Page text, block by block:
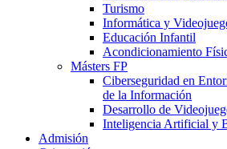
Turismo
Informática y
Educación Infantil
Acondicionamiento
Másters FP
Ciberseguridad en
de la Información
Desarrollo de
Inteligencia Artificial y
Admisión